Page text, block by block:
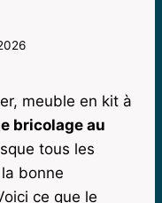
meuble en kit à
bricolage au
tous les
bonne
ce que le